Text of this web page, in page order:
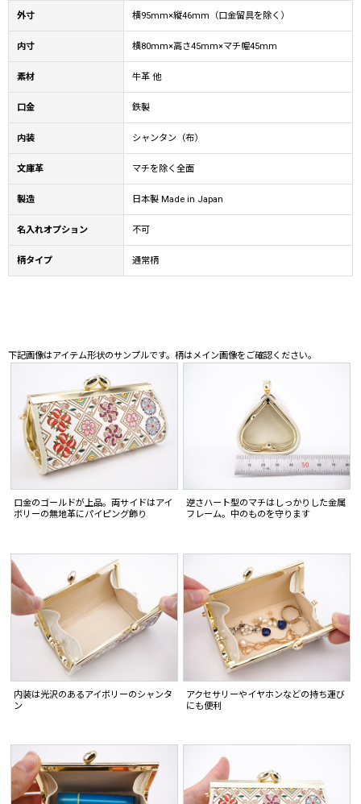
外寸 横95mm×縦46mm（口金留具を除く）
内寸 横80mm×高さ45mm×マチ幅45mm
素材 牛革 他
口金 鉄製
内装 シャンタン（布）
文庫革 マチを除く全面
製造 日本製 Made in Japan
名入れオプション 不可
柄タイプ 通常柄
下記画像はアイテム形状のサンプルです。柄はメイン画像をご確認ください。
口金のゴールドが上品。両サイドはアイ
ボリーの無地革にパイピング飾り
逆さハート型のマチはしっかりした金属
フレーム。中のものを守ります
内装は光沢のあるアイボリーのシャンタ
ン
アクセサリーやイヤホンなどの持ち運び
にも便利